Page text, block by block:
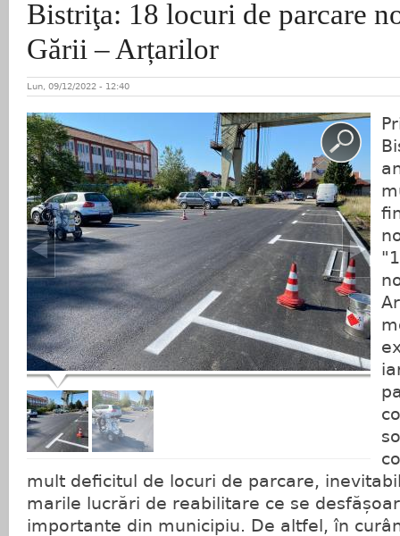
Bistriţa: 18 locuri de parcare
Gării – Arțarilor
Lun, 09/12/2022 - 12:40
mult deficitul de locuri de parcare,
marile lucrări de reabilitare ce se
importante din municipiu. De altfel, în